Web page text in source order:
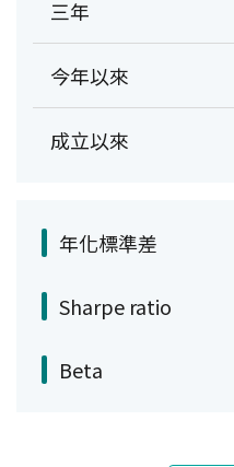
三年
今年以來
成立以來
年化標準差
Sharpe ratio
Beta